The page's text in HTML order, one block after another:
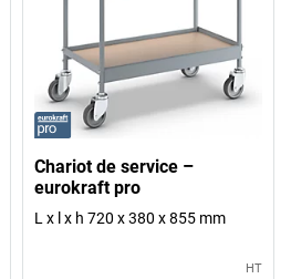
Chariot de service –
eurokraft pro
L x l x h 720 x 380 x 855 mm
HT